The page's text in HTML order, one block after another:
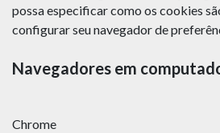
possa especificar como os cookies
configurar seu navegador de
Navegadores em
Chrome